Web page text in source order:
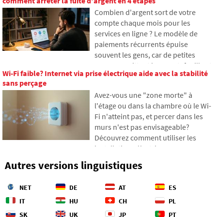
en ligne dès aujourd'hui.
Vous apprendrez comment
fonctionnent les fibres optiques, ce
qu'implique leur pose depuis des
navires et comment les profondeurs
océaniques sont devenues un
champ de bataille géopolitique.
Combien d'argent sort de votre
compte chaque mois pour les
services en ligne ? Le modèle de
paiements récurrents épuise
souvent les gens, car de petites
sommes quittent leur portefeuille et
s'accumulent finalement en
nous nous appuierons sur des
données récentes de 2026, nous
montrerons la différence abyssale
entre nos estimations et la réalité, et
nous proposerons quatre étapes
dépenses.
Wi-Fi faible? Internet via prise électrique aide avec la stabilité
sans perçage
Avez-vous une "zone morte" à
l'étage ou dans la chambre où le Wi-
Fi n'atteint pas, et percer dans les
murs n'est pas envisageable?
Découvrez comment utiliser les
installations électriques que vous
transmettre Internet via le réseau
montrons comment fonctionne un
adaptateur CPL moderne, pourquoi
il peut gérer le streaming 4K et les
Autres versions linguistiques
NET DE AT
ES
IT
HU CH
PL
SK
UK JP PT